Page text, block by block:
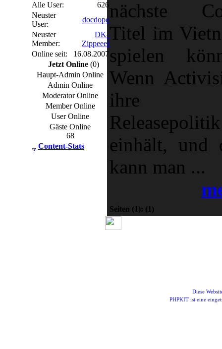
Alle User:
626
Neuster
User:
docdope
Neuster
Member:
DK-
Zippeeel
Online seit:
16.08.2007
Jetzt Online (0)
Haupt-Admin Online
Admin Online
Moderator Online
Member Online
User Online
Gäste Online
68
Content-Stats
nächste
Titel im
spielen
Wenn
ihre
Releasepolitik
einhält, und
kann man ...
Seiten (1): (1)
Diese
PHPKIT ist eine